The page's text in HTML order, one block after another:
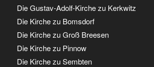
Die Gustav-Adolf-Kirche zu Kerkwitz
Die Kirche zu Bomsdorf
Die Kirche zu Groß Breesen
Die Kirche zu Pinnow
Die Kirche zu Sembten